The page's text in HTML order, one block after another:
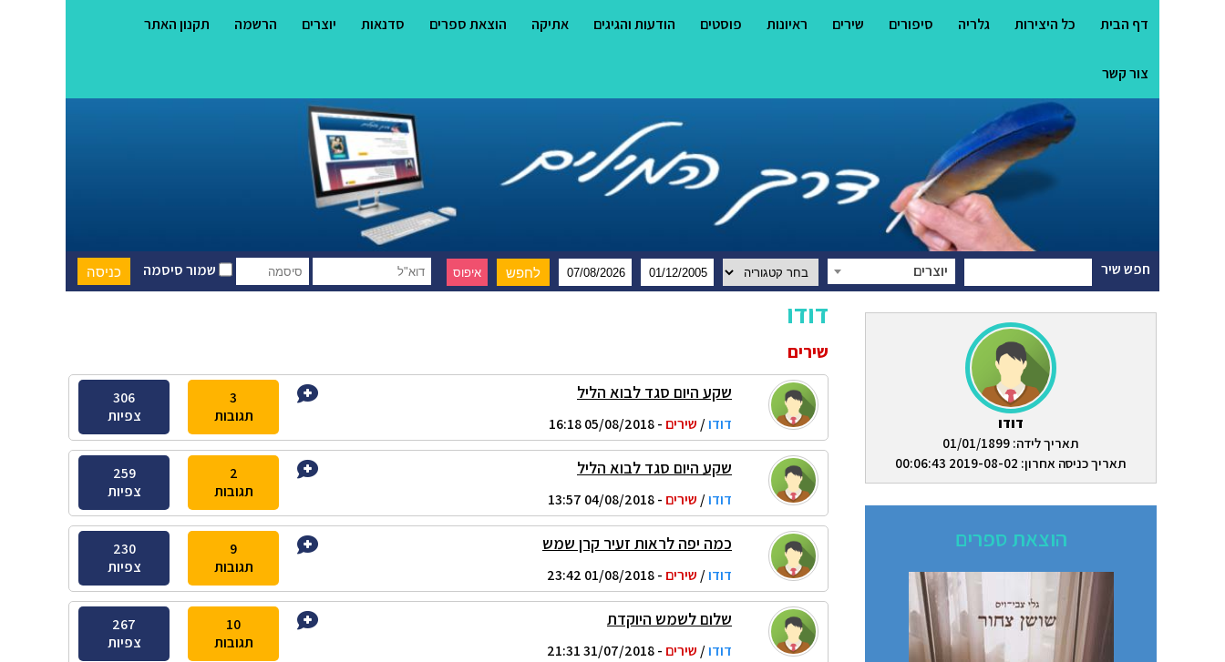
דף הבית כל היצירות גלריה סיפורים שירים ראיונות פוסטים הודעות והגיגים אתיקה הוצאת ספרים סדנאות יוצרים הרשמה תקנון האתר
צור קשר
שמור סיסמה חפש שיר יוצרים
דודו
תאריך לידה: 01/01/1899
תאריך כניסה אחרון: 2019-08-02 00:06:43
הוצאת ספרים
דודו
שירים
שקע היום סגד לבוא הליל
דודו/שירים - 05/08/2018 16:18
3
תגובות
306
צפיות
שקע היום סגד לבוא הליל
דודו/שירים - 04/08/2018 13:57
2
תגובות
259
צפיות
כמה יפה לראות זעיר קרן שמש
דודו/שירים - 01/08/2018 23:42
9
תגובות
230
צפיות
שלום לשמש היוקדת
דודו/שירים - 31/07/2018 21:31
10
תגובות
267
צפיות